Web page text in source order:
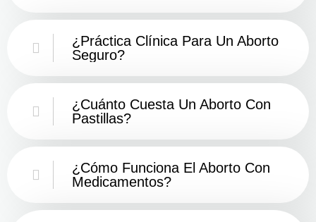
¿Práctica Clínica Para Un Aborto
Seguro?
¿Cuánto Cuesta Un Aborto Con
Pastillas?
¿Cómo Funciona El Aborto Con
Medicamentos?